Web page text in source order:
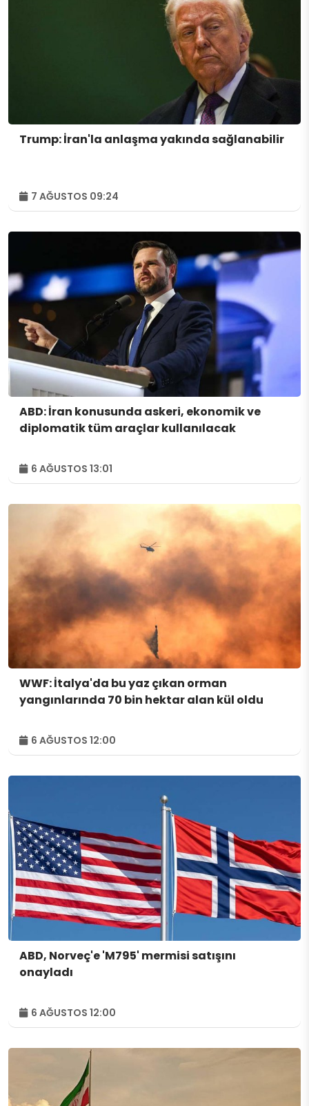
Trump: İran'la anlaşma yakında sağlanabilir
7 AĞUSTOS 09:24
ABD: İran konusunda askeri, ekonomik ve
diplomatik tüm araçlar kullanılacak
6 AĞUSTOS 13:01
WWF: İtalya'da bu yaz çıkan orman
yangınlarında 70 bin hektar alan kül oldu
6 AĞUSTOS 12:00
ABD, Norveç'e 'M795' mermisi satışını
onayladı
6 AĞUSTOS 12:00